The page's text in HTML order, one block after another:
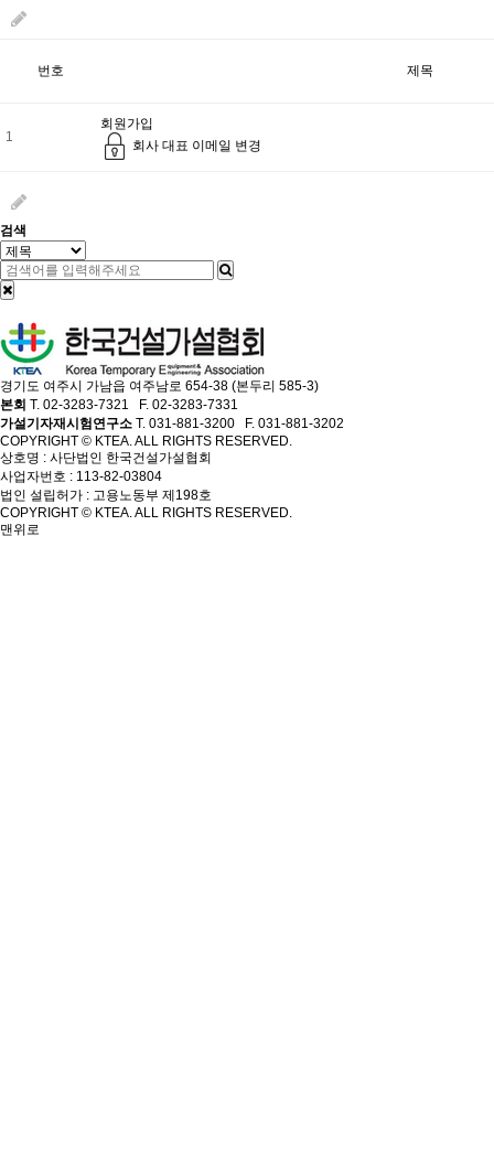
번호 제목
1
회원가입
회사 대표 이메일 변경
검색
경기도 여주시 가남읍 여주남로 654-38 (본두리 585-3)
본회 T. 02-3283-7321 F. 02-3283-7331
가설기자재시험연구소 T. 031-881-3200 F. 031-881-3202
COPYRIGHT © KTEA. ALL RIGHTS RESERVED.
상호명 : 사단법인 한국건설가설협회
사업자번호 : 113-82-03804
법인 설립허가 : 고용노동부 제198호
COPYRIGHT © KTEA. ALL RIGHTS RESERVED.
맨위로